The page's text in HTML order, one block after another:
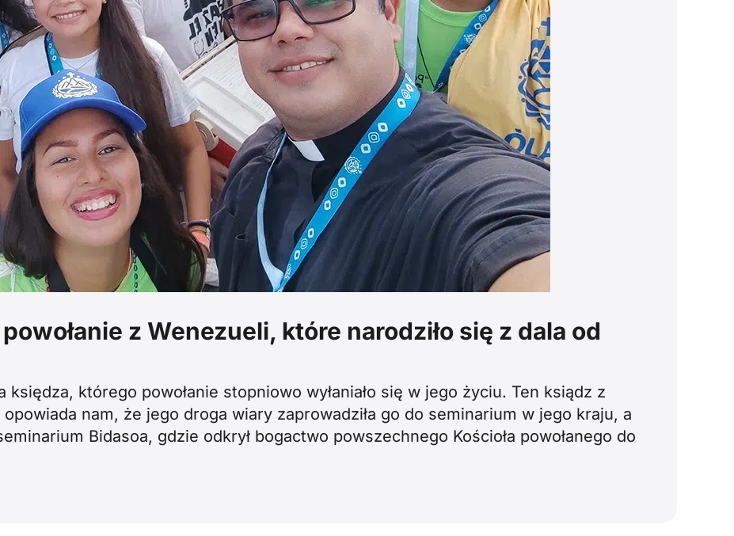
z Wenezueli, które narodziło się z dala od
którego powołanie stopniowo wyłaniało się w jego życiu. Ten ksiądz z
nam, że jego droga wiary zaprowadziła go do seminarium w jego kraju, a
Bidasoa, gdzie odkrył bogactwo powszechnego Kościoła powołanego do